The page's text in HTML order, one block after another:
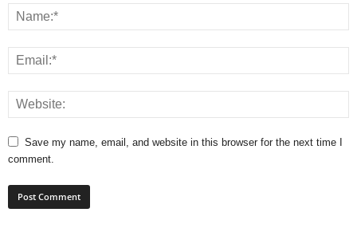
Save my name, email, and website in this browser for the next time I
comment.